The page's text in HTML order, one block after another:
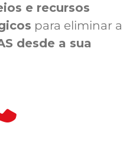
e recursos
para eliminar a
desde a sua